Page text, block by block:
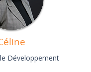
Développement